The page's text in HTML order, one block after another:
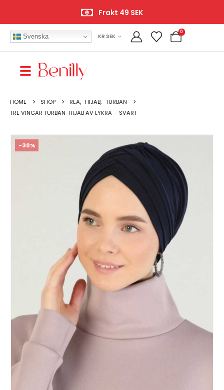
Frakt 49 SEK
Svenska KR SEK
0
HOME SHOP REA, HIJAB, TURBAN
TRE VINGAR TURBAN-HIJAB AV LYKRA – SVART
-30%